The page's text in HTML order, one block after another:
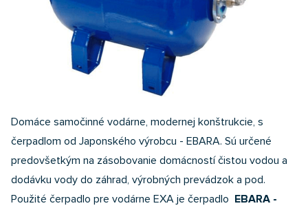
Domáce samočinné vodárne, modernej konštrukcie, s
čerpadlom od Japonského výrobcu - EBARA. Sú určené
predovšetkým na zásobovanie domácností čistou vodou a
dodávku vody do záhrad, výrobných prevádzok a pod.
Použité čerpadlo pre vodárne EXA je čerpadlo
EBARA -